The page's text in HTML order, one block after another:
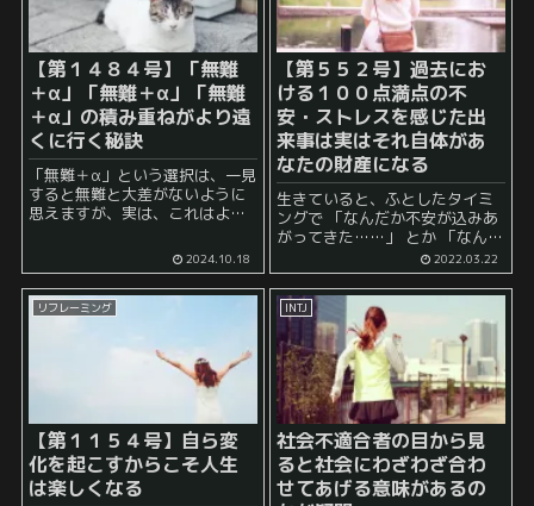
【第１４８４号】「無難
＋α」「無難＋α」「無難
＋α」の積み重ねがより遠
くに行く秘訣
「無難＋α」という選択は、一見
すると無難と大差がないように
思えますが、実は、これはより
α」がより遠くへ行く秘訣なの
か？ 1. 失敗のリスクを最小限に
抑えながら、成長でき...
2024.10.18
【第５５２号】過去にお
ける１００点満点の不
安・ストレスを感じた出
来事は実はそれ自体があ
なたの財産になる
生きていると、ふとしたタイミ
ングで 「なんだか不安が込みあ
がってきた……」 とか 「なんだ
か無性にイライラしてしま
う……」 という状態に陥ること
があります。 このようなネガテ
ィブな感情はふとした時に湧い
てきて...
2022.03.22
リフレーミング
【第１１５４号】自ら変
化を起こすからこそ人生
は楽しくなる
INTJ
社会不適合者の目から見
ると社会にわざわざ合わ
せてあげる意味があるの